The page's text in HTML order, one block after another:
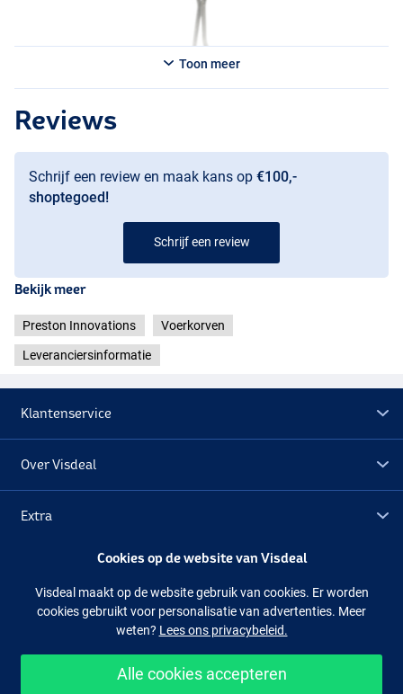
Toon meer
Reviews
Schrijf een review en maak kans op €100,-
shoptegoed!
Schrijf een review
Bekijk meer
Preston Innovations Voerkorven
Leveranciersinformatie
Klantenservice
Over Visdeal
Extra
Facebook Instagram
Cookies op de website van Visdeal
Visdeal maakt op de website gebruik van cookies. Er worden
cookies gebruikt voor personalisatie van advertenties. Meer
weten? Lees ons privacybeleid.
Alle cookies accepteren